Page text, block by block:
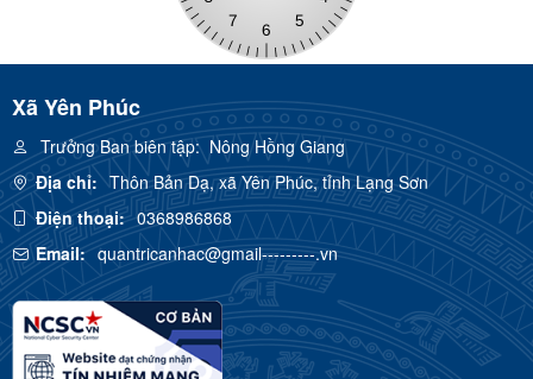
Xã Yên Phúc
Trưởng Ban biên tập:Nông Hồng Giang
Địa chỉ: Thôn Bản Dạ, xã Yên Phúc, tỉnh Lạng Sơn
Điện thoại: 0368986868
Email: quantricanhac@gmail---------.vn